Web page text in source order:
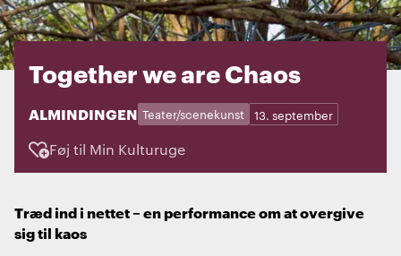
Together we are Chaos
STED:
ALMINDINGEN
Kategorier: Teater/scenekunst
Dage: 13. september
Føj til Min Kulturuge
Træd ind i nettet – en performance om at overgive
sig til kaos